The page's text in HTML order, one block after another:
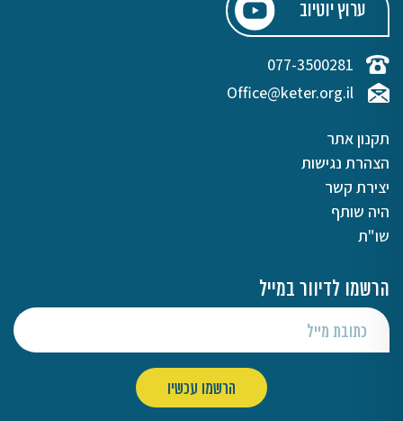
ערוץ יוטיוב
077-3500281
Office@keter.org.il
תקנון אתר
הצהרת נגישות
יצירת קשר
היה שותף
שו"ת
הרשמו לדיוור במייל